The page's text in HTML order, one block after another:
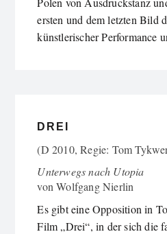
ersten und dem letzten Bild
künstlerischer Performance
DREI
(D 2010, Regie: Tom
Unterwegs nach Utopia
vonWolfgang Nierlin
Es gibt eine Opposition in
Film „Drei“, in der sich die